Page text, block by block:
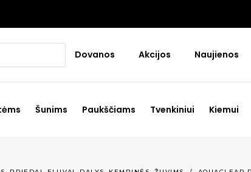
Dovanos Akcijos Naujienos
Šunims Paukščiams Tvenkiniui Kiemui